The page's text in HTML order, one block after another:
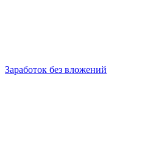
Заработок без вложений